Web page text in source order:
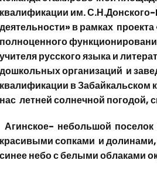
квалификации им.
деятельности» в рамках
полноценного
учителя русского языка и
дошкольных организаций и
квалификации в Забайкальском
нас летней солнечной погодой,
Агинское- небольшой
красивыми сопками и
синее небо с белыми облаками